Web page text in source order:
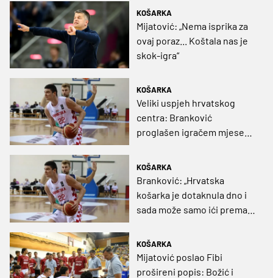
rubrika
KOŠARKA
Mijatović: „Nema isprika za
ovaj poraz... Koštala nas je
skok-igra“
KOŠARKA
Veliki uspjeh hrvatskog
centra: Branković
proglašen igračem mjeseca
KOŠARKA
Branković: „Hrvatska
košarka je dotaknula dno i
sada može samo ići prema
KOŠARKA
Mijatović poslao Fibi
prošireni popis: Božić i